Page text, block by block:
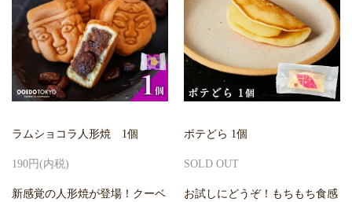
ラムショコラ人形焼 1個
190円(内税)
新感覚の人形焼が登場！クーベ
ポテどら 1個
SOLD OUT
お試しにどうぞ！もちもち食感